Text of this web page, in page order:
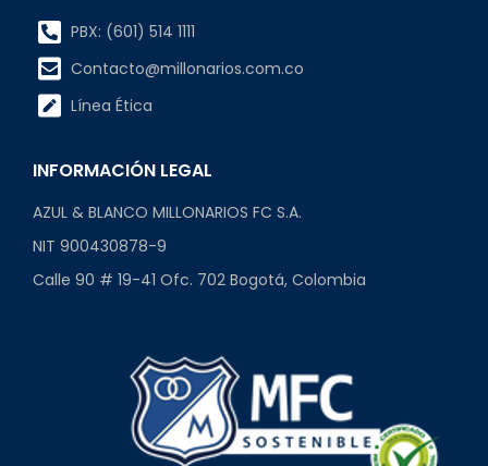
PBX: (601) 514 1111
Contacto@millonarios.com.co
Línea Ética
INFORMACIÓN LEGAL
AZUL & BLANCO MILLONARIOS FC S.A.
NIT 900430878-9
Calle 90 # 19-41 Ofc. 702 Bogotá, Colombia